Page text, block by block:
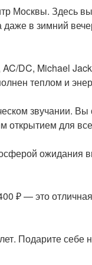
Москвы. Здесь
в зимний
DC, Michael
теплом и
звучании.
для
₽ — это
Подарите